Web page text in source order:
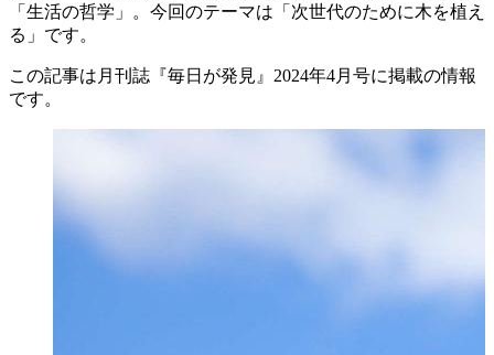
「生活の哲学」。今回のテーマは「次世代のために木を植え
る」です。
この記事は月刊誌『毎日が発見』2024年4月号に掲載の情報
です。